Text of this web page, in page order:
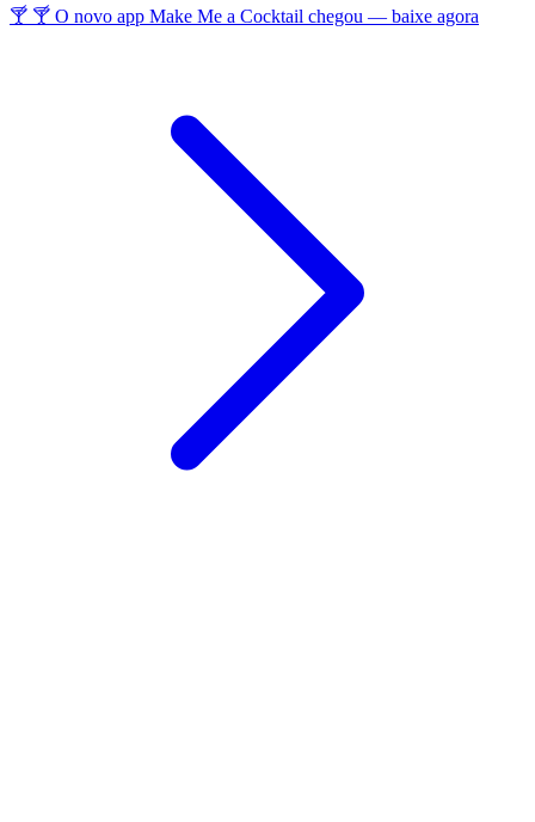
🍸 🍸 O novo app Make Me a Cocktail chegou — baixe agora